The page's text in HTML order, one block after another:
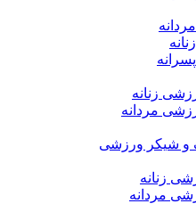
زنانه
مردانه
و شیکر ورزشی
زنانه
مردانه